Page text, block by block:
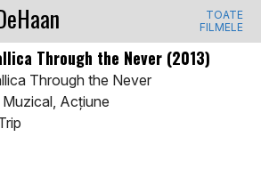
TOATE
FILMELE
Through the Never (2013)
Through the Never
Muzical, Acţiune